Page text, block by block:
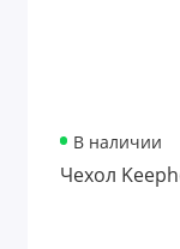
В наличии
Чехол